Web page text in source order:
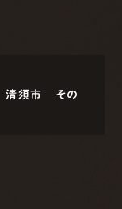
清須市
その